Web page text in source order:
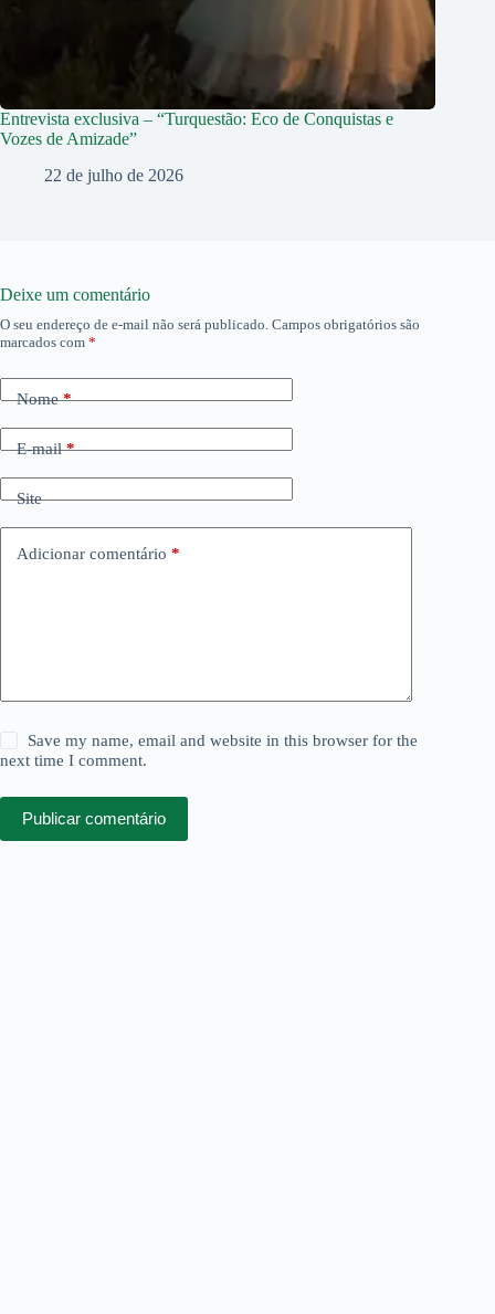
Entrevista exclusiva – “Turquestão: Eco de Conquistas e
Vozes de Amizade”
22 de julho de 2026
Deixe um comentário
O seu endereço de e-mail não será publicado. Campos obrigatórios são
marcados com *
Nome*
E-mail*
Site
Adicionar comentário *
Save my name, email and website in this browser for the
next time I comment.
Publicar comentário